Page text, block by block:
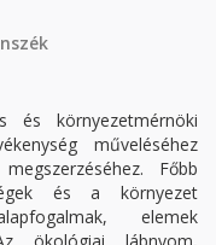
és környezetmérnöki
műveléséhez
Főbb
és a környezet
elemek